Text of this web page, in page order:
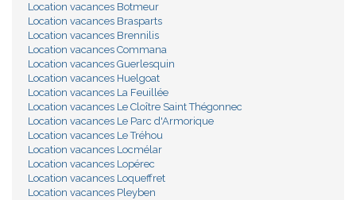
Location vacances Botmeur
Location vacances Brasparts
Location vacances Brennilis
Location vacances Commana
Location vacances Guerlesquin
Location vacances Huelgoat
Location vacances La Feuillée
Location vacances Le Cloître Saint Thégonnec
Location vacances Le Parc d'Armorique
Location vacances Le Tréhou
Location vacances Locmélar
Location vacances Lopérec
Location vacances Loqueffret
Location vacances Pleyben